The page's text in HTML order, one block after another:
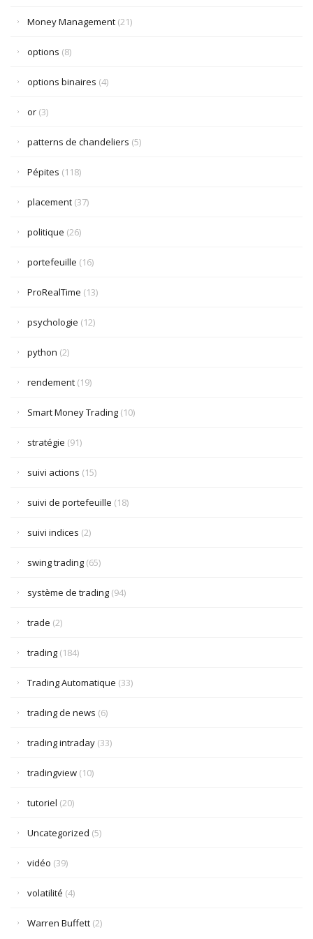
Money Management (21)
options (8)
options binaires (4)
or (3)
patterns de chandeliers (5)
Pépites (118)
placement (37)
politique (26)
portefeuille (16)
ProRealTime (13)
psychologie (12)
python (2)
rendement (19)
Smart Money Trading (10)
stratégie (91)
suivi actions (15)
suivi de portefeuille (18)
suivi indices (2)
swing trading (65)
système de trading (94)
trade (2)
trading (184)
Trading Automatique (33)
trading de news (6)
trading intraday (33)
tradingview (10)
tutoriel (20)
Uncategorized (5)
vidéo (39)
volatilité (4)
Warren Buffett (2)